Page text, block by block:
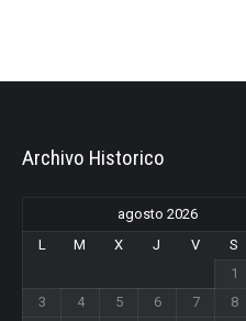
Archivo Historico
agosto 2026
L
M X J V S
1
3
4 5 6 7 8